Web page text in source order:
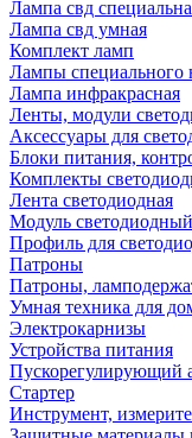
Лампа свд
Лампа свд умная
Комплект ламп
Лампы специального
Лампа инфракрасная
Ленты, модули
Аксессуары для
Блоки питания,
Комплекты
Лента светодиодная
Модуль светодиодный
Профиль для
Патроны
Патроны,
Умная техника для
Электрокарнизы
Устройства питания
Стартер
Инструмент,